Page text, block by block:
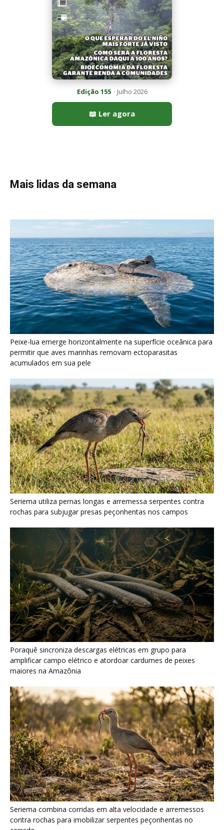
Mais lidas da semana
Peixe-lua emerge horizontalmente na superfície oceânica para
permitir que aves marinhas removam ectoparasitas
Seriema utiliza pernas longas e arremessa serpentes contra
rochas para subjugar presas peçonhentas nos campos
Poraquê sincroniza descargas elétricas em grupo para
amplificar campo elétrico e atordoar cardumes de peixes
maiores na Amazônia
Seriema combina corridas em alta velocidade e arremessos
contra rochas para imobilizar serpentes peçonhentas no
cerrado
Serpente escavadora brasileira Tametara mirim reescreve a
evolução dos répteis